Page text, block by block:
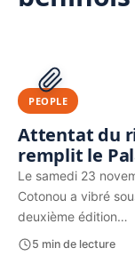
PUBLICITÉ
PEOPLE
Attentat du
remplit le
Le samedi 23
Cotonou a vibré
deuxième édition…
5 min de lecture